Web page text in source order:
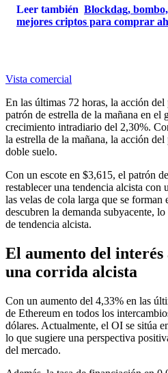
Leer también Blockdag,
mejores criptos para comprar
Vista comercial
En las últimas 72 horas, la acción
patrón de estrella de la mañana en el
crecimiento intradiario del 2,30%.
la estrella de la mañana, la acción
doble suelo.
Con un escote en $3,615, el patrón
restablecer una tendencia alcista con
las velas de cola larga que se forman
descubren la demanda subyacente,
de tendencia alcista.
El aumento del
una corrida alcista
Con un aumento del 4,33% en las
de Ethereum en todos los
dólares. Actualmente, el OI se sitúa
lo que sugiere una perspectiva
del mercado.